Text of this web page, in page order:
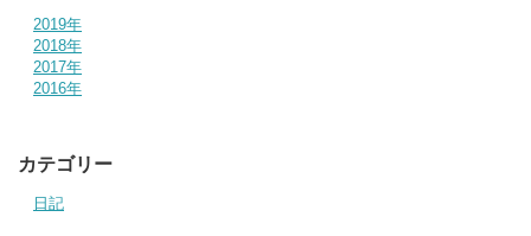
2019年
2018年
2017年
2016年
カテゴリー
日記